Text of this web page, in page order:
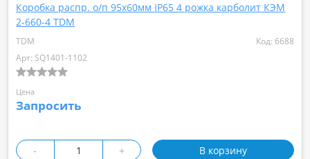
Коробка распр. о/п 95х60мм IP65 4 рожка карболит КЭМ
2-660-4 TDM
TDM
Код: 6688
Арт: SQ1401-1102
Цена
Запросить
- + В корзину